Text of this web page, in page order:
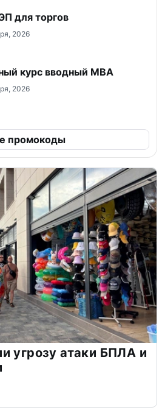
для торгов
2026
курс вводный МВА
2026
промокоды
угрозу атаки БПЛА и